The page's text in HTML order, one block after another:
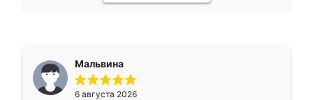
Мальвина
6 августа 2026